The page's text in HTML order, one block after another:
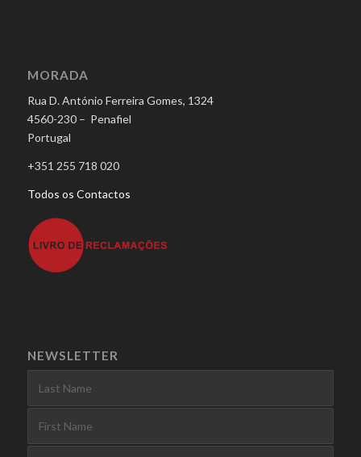
MORADA
Rua D. António Ferreira Gomes, 1324
4560-230 – Penafiel
Portugal
+351 255 718 020
Todos os Contactos
NEWSLETTER